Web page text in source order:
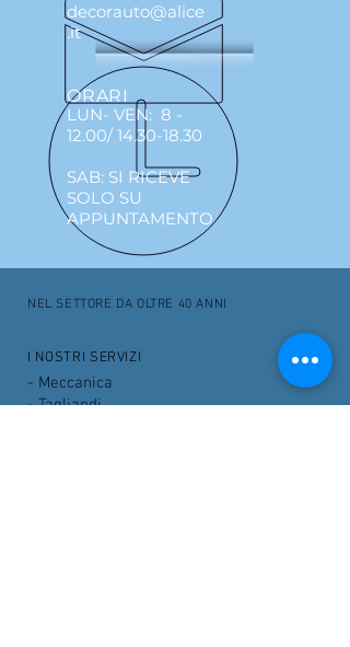
NEL SETTORE DA OLTRE 40 ANNI
I NOSTRI SERVIZI
- Meccanica
- Tagliandi
decorauto@alice
.it
ORARI
LUN- VEN: 8 -
12.00/14.30-18.30
SAB: SI RICEVE
SOLO SU
APPUNTAMENTO